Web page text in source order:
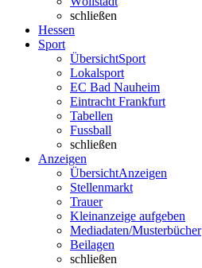
schließen
Hessen
Sport
ÜbersichtSport
Lokalsport
EC Bad Nauheim
Eintracht Frankfurt
Tabellen
Fussball
schließen
Anzeigen
ÜbersichtAnzeigen
Stellenmarkt
Trauer
Kleinanzeige aufgeben
Mediadaten/Musterbücher
Beilagen
schließen